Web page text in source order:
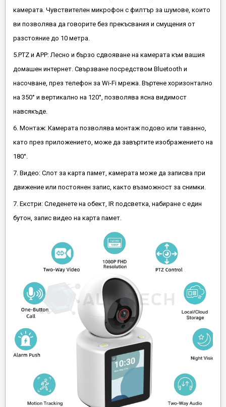
камерата. Чувствителен микрофон с филтър за шумове, които
ви позволява да говорите без прекъсвания и смущения от
разстояние до 10 метра.
5.PTZ и APP: Лесно и бързо сдвояване на камерата към вашия
домашен интернет. Свързване посредством Bluetooth и
насочване, през телефон за Wi-Fi мрежа. Въртене хоризонтално
на 350° и вертикално на 120°, позволява ясна видимост
навсякъде.
6. Монтаж: Камерата позволява монтаж подово или таванно,
като през приложението, може да завъртите изображението на
180°.
7. Видео: Слот за карта памет, камерата може да записва при
движение или постоянен запис, както възможност за снимки.
7. Екстри: Следенете на обект, IR подсветка, набиране с един
бутон, запис видео на карта памет.